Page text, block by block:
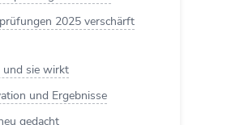
2025 verschärft
sie wirkt
und Ergebnisse
gedacht